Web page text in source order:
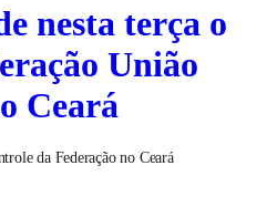
nesta terça o
União
Ceará
da Federação no Ceará